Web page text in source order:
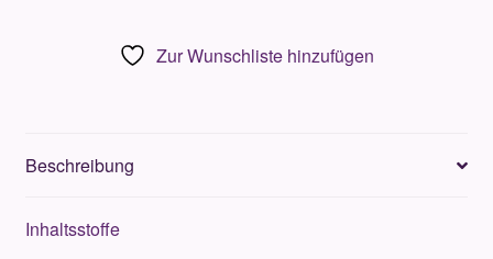
Zur Wunschliste hinzufügen
Beschreibung
Inhaltsstoffe